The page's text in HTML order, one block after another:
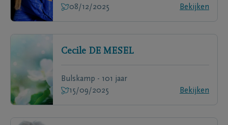
08/12/2025
Bekijken
Cecile DE MESEL
Bulskamp - 101 jaar
15/09/2025
Bekijken